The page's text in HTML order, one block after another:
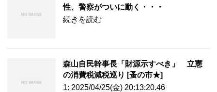
性、警察がついに動く・・・
続きを読む
森山自民幹事長「財源示すべき」 立憲
の消費税減税巡り [蚤の市★]
1: 2025/04/25(金) 20:13:20.46